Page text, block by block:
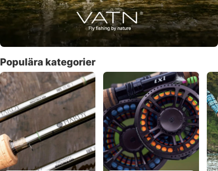
Populära kategorier